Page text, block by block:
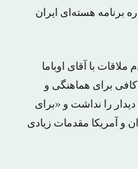
برنامه هسته‌ای ایران
با آقای اوباما
برای هماهنگی و
را نداشت و «برای
و آمریکا مقدمات زیادی